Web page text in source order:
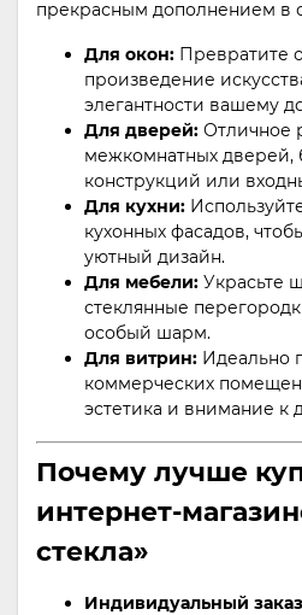
прекрасным дополнением в
Для окон: Превратите
произведение
элегантности вашему
Для дверей: Отличное
межкомнатных дверей,
конструкций или
Для кухни:
кухонных фасадов,
уютный дизайн.
Для мебели: Украсьте
стеклянные
особый шарм.
Для витрин: Идеально
коммерческих
эстетика и внимание к
Почему лучше
интернет-
стекла»
Индивидуальный